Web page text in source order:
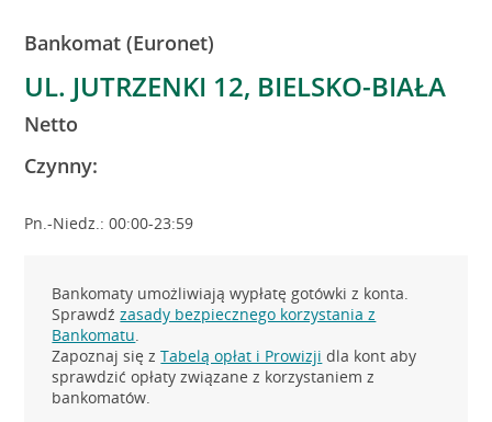
Bankomat (Euronet)
UL. JUTRZENKI 12, BIELSKO-BIAŁA
Netto
Czynny:
Pn.-Niedz.: 00:00-23:59
Bankomaty umożliwiają wypłatę gotówki z konta.
Sprawdźzasady bezpiecznego korzystania z
Bankomatu.
Zapoznaj się zTabelą opłat i Prowizji dla kont aby
sprawdzić opłaty związane z korzystaniem z
bankomatów.